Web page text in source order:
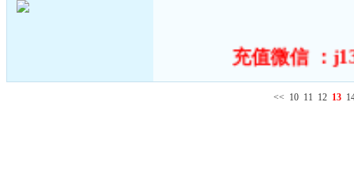
充值微信 ：
<< 10 11 12 13